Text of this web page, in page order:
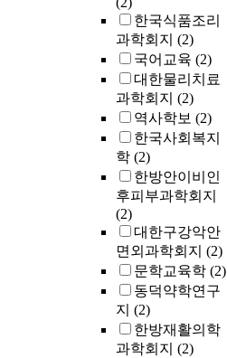
한국식품조리
과학회지 (2)
국어교육 (2)
대한물리치료
과학회지 (2)
역사학보 (2)
한국사회복지
학 (2)
한방안이비인
후피부과학회지
(2)
대한구강악안
면외과학회지 (2)
문학교육학 (2)
동덕약학연구
지 (2)
한방재활의학
과학회지 (2)